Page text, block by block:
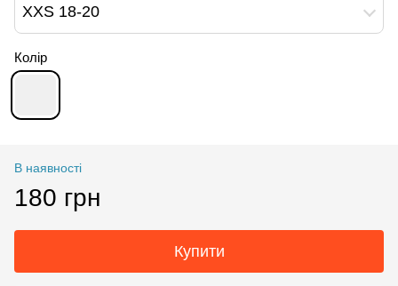
XXS 18-20
Колір
В наявності
180 грн
Купити